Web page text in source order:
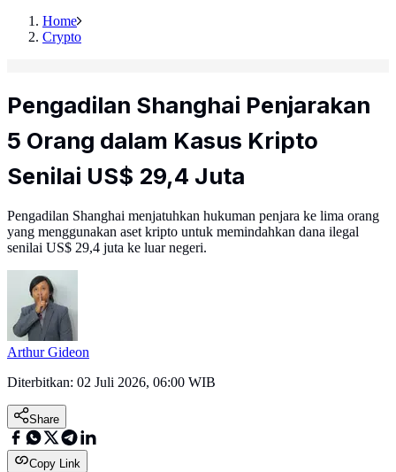
Home
Crypto
Pengadilan Shanghai Penjarakan
5 Orang dalam Kasus Kripto
Senilai US$ 29,4 Juta
Pengadilan Shanghai menjatuhkan hukuman penjara ke lima orang
yang menggunakan aset kripto untuk memindahkan dana ilegal
senilai US$ 29,4 juta ke luar negeri.
Arthur Gideon
Diterbitkan: 02 Juli 2026, 06:00 WIB
Share
Copy Link